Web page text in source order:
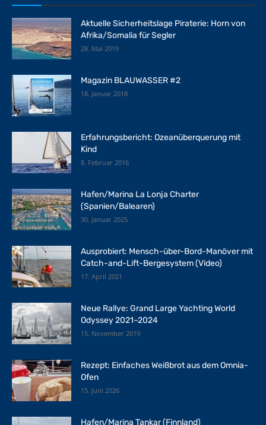
Aktuelle Sicherheitslage Piraterie: Horn von
Afrika/Somalia für Segler
28. Mai 2019
Magazin BLAUWASSER #2
18. Januar 2018
Erfahrungsbericht: Ozeanüberquerung mit
Kind
8. Februar 2016
Hafen/Marina La Lonja Charter
(Spanien/Balearen)
30. Januar 2025
Ausprobiert: Mensch-über-Bord-Manöver mit
Catch-and-Lift-Bergesystem (Video)
17. April 2021
Neue Rallye: Grand Large Yachting World
Odyssey 2021–2024
15. November 2019
Rezept: Einfaches Weißbrot aus dem Omnia-
Ofen
15. Juni 2026
Hafen/Marina Tankar (Finnland)